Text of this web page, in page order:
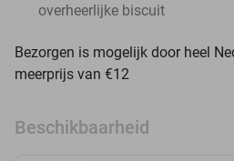
overheerlijke biscuit
Bezorgen is mogelijk door heel
meerprijs van €12
Beschikbaarheid